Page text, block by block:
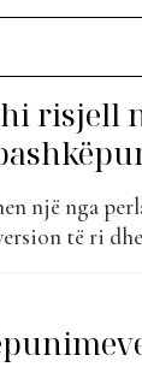
risjell
një nga
të ri